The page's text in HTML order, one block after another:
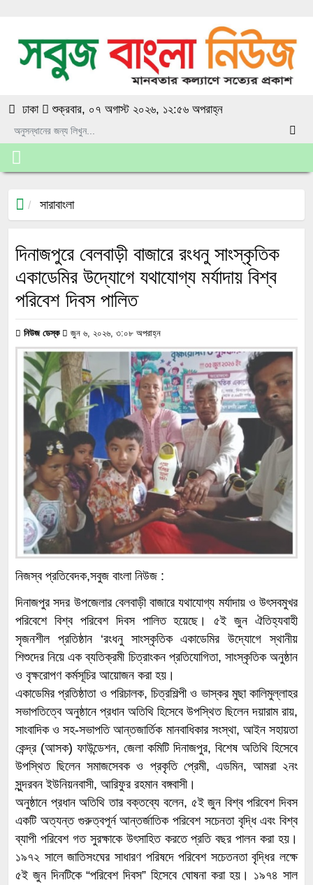
ঢাকা শুক্রবার, ০৭ অগাস্ট ২০২৬, ১২:৫৬ অপরাহ্ন
সারাবাংলা
দিনাজপুরে বেলবাড়ী বাজারে রংধনু সাংস্কৃতিক
একাডেমির উদ্যোগে যথাযোগ্য মর্যাদায় বিশ্ব
পরিবেশ দিবস পালিত
নিউজ ডেস্ক জুন ৬, ২০২৬, ৩:০৮ অপরাহ্ন
নিজস্ব প্রতিবেদক,সবুজ বাংলা নিউজ :
দিনাজপুর সদর উপজেলার বেলবাড়ী বাজারে যথাযোগ্য মর্যাদায় ও উৎসবমুখর
পরিবেশে বিশ্ব পরিবেশ দিবস পালিত হয়েছে। ৫ই জুন ঐতিহ্যবাহী
সৃজনশীল প্রতিষ্ঠান ‘রংধনু সাংস্কৃতিক একাডেমির উদ্যোগে স্থানীয়
শিশুদের নিয়ে এক ব্যতিক্রমী চিত্রাংকন প্রতিযোগিতা, সাংস্কৃতিক অনুষ্ঠান
ও বৃক্ষরোপণ কর্মসূচির আয়োজন করা হয়।
একাডেমির প্রতিষ্ঠাতা ও পরিচালক, চিত্রশিল্পী ও ভাস্কর মুছা কালিমুল্লাহর
সভাপতিত্বে অনুষ্ঠানে প্রধান অতিথি হিসেবে উপস্থিত ছিলেন দয়ারাম রায়,
সাংবাদিক ও সহ-সভাপতি আন্তজার্তিক মানবাধিকার সংস্থা, আইন সহায়তা
কেন্দ্র (আসক) ফাউন্ডেশন, জেলা কমিটি দিনাজপুর, বিশেষ অতিথি হিসেবে
উপস্থিত ছিলেন সমাজসেবক ও প্রকৃতি প্রেমী, এডমিন, আমরা ২নং
সুন্দরবন ইউনিয়নবাসী, আরিফুর রহমান বঙ্গবাসী।
অনুষ্ঠানে প্রধান অতিথি তার বক্তব্যে বলেন, ৫ই জুন বিশ্ব পরিবেশ দিবস
একটি অত্যন্ত গুরুত্বপূর্ন আন্তর্জাতিক পরিবেশ সচেনতা বৃদ্ধি এবং বিশ্ব
ব্যাপী পরিবেশ গত সুরক্ষাকে উৎসাহিত করতে প্রতি বছর পালন করা হয়।
১৯৭২ সালে জাতিসংঘের সাধারণ পরিষদে পরিবেশ সচেতনতা বৃদ্ধির লক্ষে
৫ই জুন দিনটিকে “পরিবেশ দিবস” হিসেবে ঘোষনা করা হয়। ১৯৭৪ সাল